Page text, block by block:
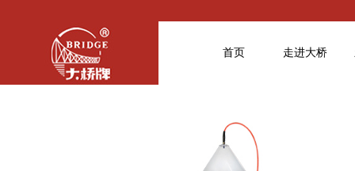
首页 走进大桥